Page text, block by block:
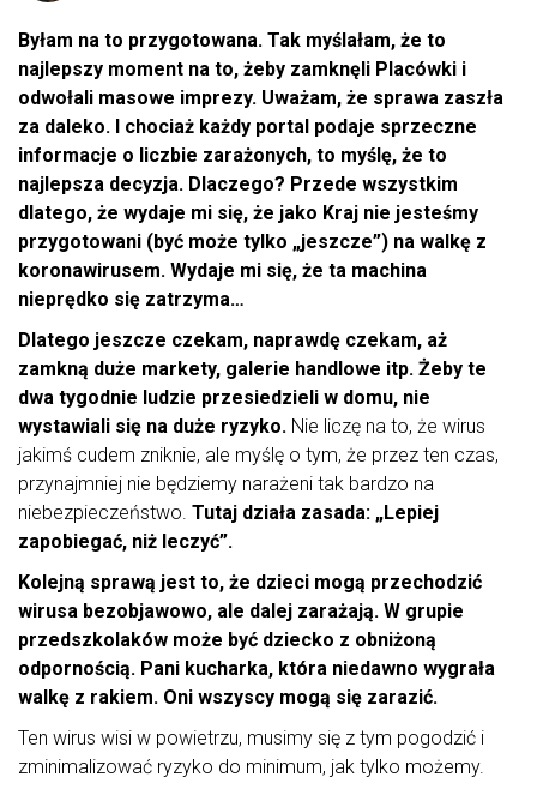
Byłam na to przygotowana. Tak myślałam, że to
najlepszy moment na to, żeby zamknęli Placówki i
odwołali masowe imprezy. Uważam, że sprawa zaszła
za daleko. I chociaż każdy portal podaje sprzeczne
informacje o liczbie zarażonych, to myślę, że to
najlepsza decyzja. Dlaczego? Przede wszystkim
dlatego, że wydaje mi się, że jako Kraj nie jesteśmy
przygotowani (być może tylko „jeszcze”) na walkę z
koronawirusem. Wydaje mi się, że ta machina
nieprędko się zatrzyma…
Dlatego jeszcze czekam, naprawdę czekam, aż
zamkną duże markety, galerie handlowe itp. Żeby te
dwa tygodnie ludzie przesiedzieli w domu, nie
wystawiali się na duże ryzyko. Nie liczę na to, że wirus
jakimś cudem zniknie, ale myślę o tym, że przez ten czas,
przynajmniej nie będziemy narażeni tak bardzo na
niebezpieczeństwo. Tutaj działa zasada: „Lepiej
zapobiegać, niż leczyć”.
Kolejną sprawą jest to, że dzieci mogą przechodzić
wirusa bezobjawowo, ale dalej zarażają. W grupie
przedszkolaków może być dziecko z obniżoną
odpornością. Pani kucharka, która niedawno wygrała
walkę z rakiem. Oni wszyscy mogą się zarazić.
Ten wirus wisi w powietrzu, musimy się z tym pogodzić i
zminimalizować ryzyko do minimum, jak tylko możemy.